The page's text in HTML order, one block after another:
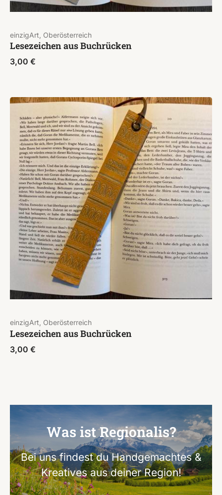
einzigArt, Oberösterreich
Lesezeichen aus Buchrücken
3,00 €
einzigArt, Oberösterreich
Lesezeichen aus Buchrücken
3,00 €
Was ist Regionalis?
Bei uns findest du Handgemachtes &
Kreatives aus deiner Region!